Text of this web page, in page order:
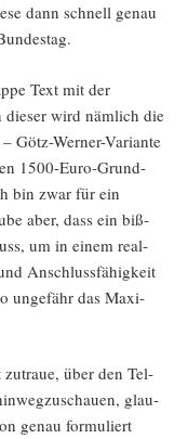
dann schnell genau
Text mit der
die­ser wird näm­lich die
Götz-Wer­ner-Vari­an­te
1500-Euro-Grund­
bin zwar für ein
aber, dass ein biß­
um in einem real­
Anschluss­fä­hig­keit
unge­fähr das Maxi­
zutraue, über den Tel­
glau­
genau for­mu­liert